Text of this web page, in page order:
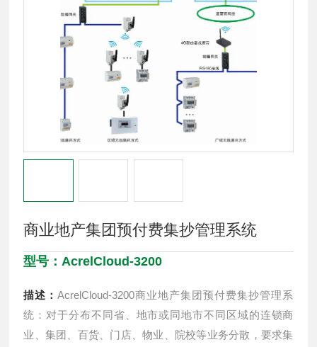
商业地产集团预付费集抄管理系统
型号：AcrelCloud-3200
描述：AcrelCloud-3200商业地产集团预付费集抄管理系
统：对于分布不同省、地市或同地市不同区域的连锁商
业、集团、百货、门店、物业、院校等业务分散，要求集